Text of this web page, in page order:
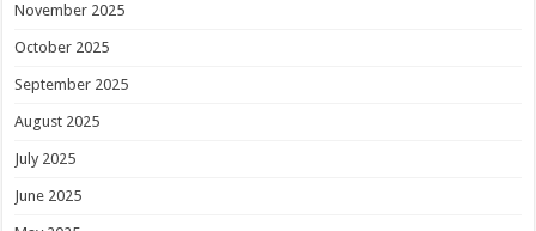
November 2025
October 2025
September 2025
August 2025
July 2025
June 2025